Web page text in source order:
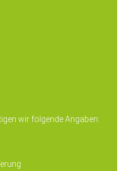
wir folgende Angaben: